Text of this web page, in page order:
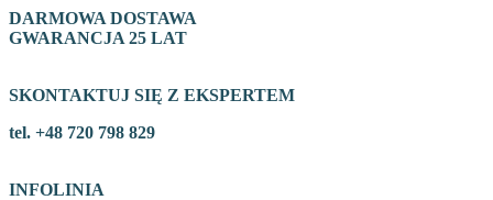
DARMOWA DOSTAWA
GWARANCJA 25 LAT
SKONTAKTUJ SIĘ Z EKSPERTEM
tel. +48 720 798 829
INFOLINIA